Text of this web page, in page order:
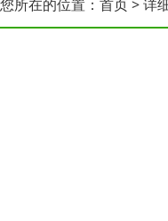
您所在的位置： 首页> 详